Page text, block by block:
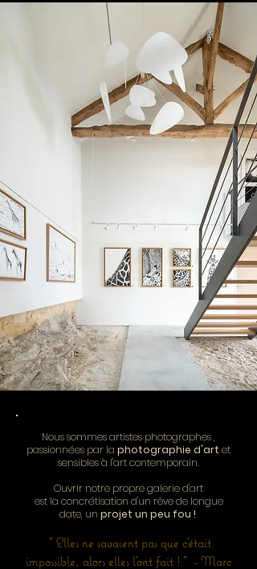
Nous sommes artistes photographes ,
passionnées par la photographie d'art et
sensibles à l'art contemporain.
Ouvrir notre propre galerie d'art
est la concrétisation d'un rêve de longue
date, un projet un peu fou !
" Elles ne savaient pas que c'était
impossible, alors elles l'ont fait ! " - Marc